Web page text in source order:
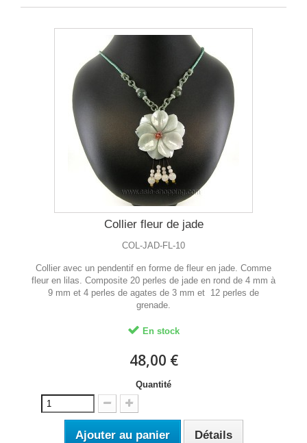
Collier fleur de jade
COL-JAD-FL-10
Collier avec un pendentif en forme de fleur en jade. Comme
fleur en lilas. Composite 20 perles de jade en rond de 4 mm à
9 mm et 4 perles de agates de 3 mm et 12 perles de
grenade.
En stock
48,00 €
Quantité
Ajouter au panier Détails